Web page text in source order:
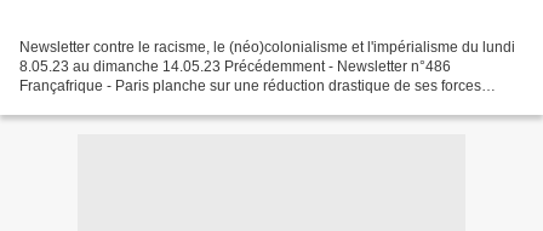
Newsletter contre le racisme, le (néo)colonialisme et l'impérialisme du lundi
8.05.23 au dimanche 14.05.23 Précédemment - Newsletter n°486
Françafrique - Paris planche sur une réduction drastique de ses forces